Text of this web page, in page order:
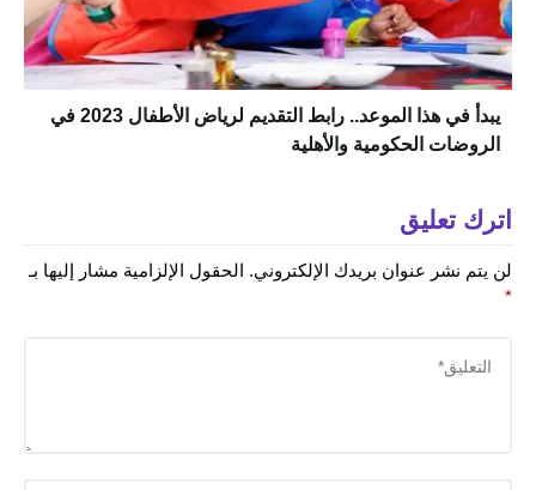
يبدأ في هذا الموعد.. رابط التقديم لرياض الأطفال 2023 في
الروضات الحكومية والأهلية
اترك تعليق
لن يتم نشر عنوان بريدك الإلكتروني. الحقول الإلزامية مشار إليها بـ
*